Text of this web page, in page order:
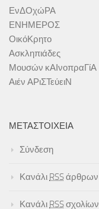
ΕνΔΟχώΡΑ
ΕΝΗΜΕΡΟΣ
ΟικόΚρητο
Ασκληπιάδες
Μουσών κΑΙνοπραΓίΑ
Αιέν ΑΡιΣΤεύειΝ
ΜΕΤΑΣΤΟΙΧΕΊΑ
Σύνδεση
Κανάλι RSSάρθρων
Κανάλι RSSσχολίων